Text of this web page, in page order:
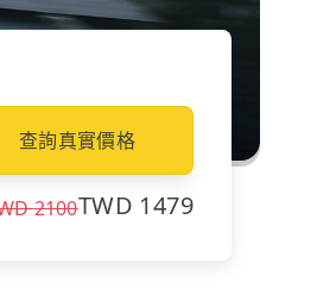
查詢真實價格
2100TWD 1479